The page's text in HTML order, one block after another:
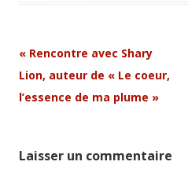
Navigation
Article
« Rencontre avec Shary
Lion, auteur de « Le coeur,
l’essence de ma plume »
Laisser un commentaire